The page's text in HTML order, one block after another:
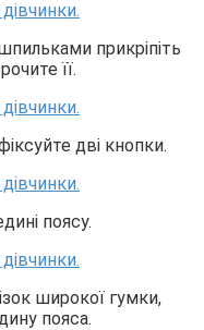
прикріпіть
її.
дві кнопки.
поясу.
широкої гумки,
пояса.